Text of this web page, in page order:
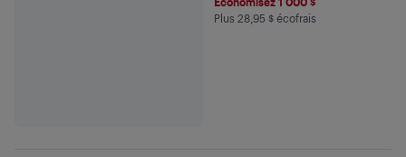
Plus 28.95 $ en écofrais
Plus 28,95 $ écofrais